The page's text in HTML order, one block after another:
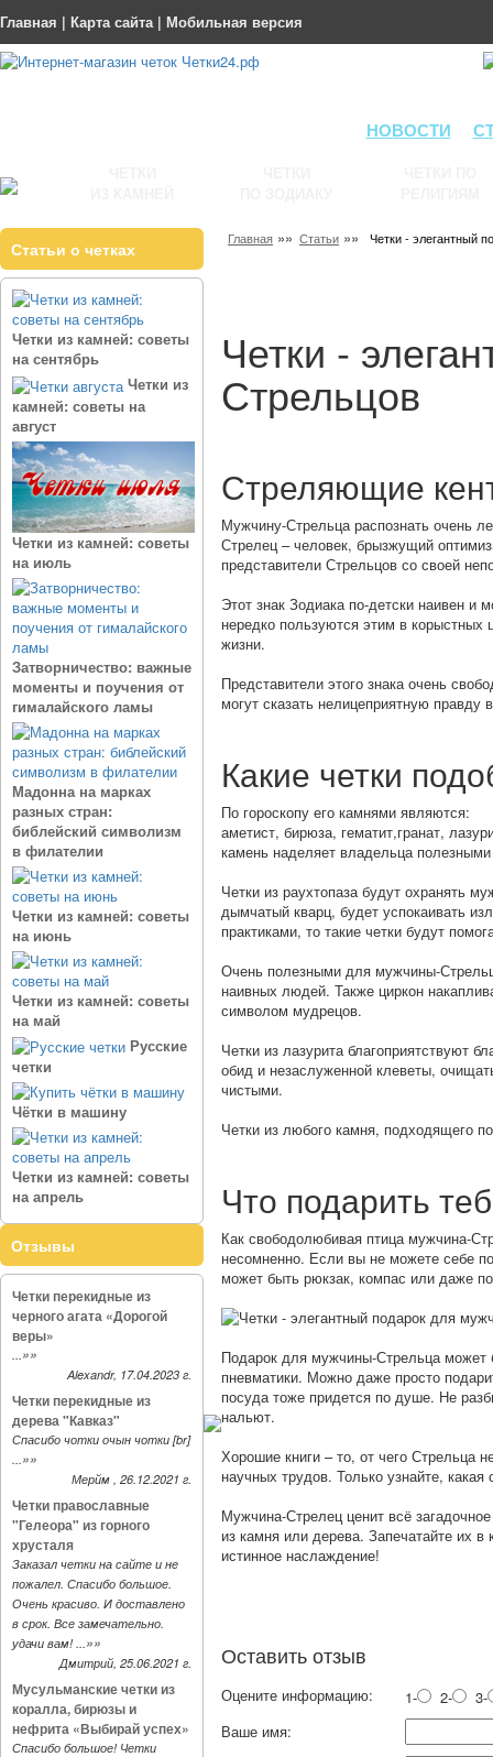
Главная | Карта сайта| Мобильная версия
НОВОСТИ
Статьи о четках
Четки из камней: советы
на сентябрь
Четки из
камней: советы на
август
Четки из камней: советы
на июль
Затворничество: важные
моменты и поучения от
гималайского ламы
Мадонна на марках
разных стран:
библейский символизм
в филателии
Четки из камней: советы
на июнь
Четки из камней: советы
на май
Русские
четки
Чётки в машину
Четки из камней: советы
на апрель
Отзывы
Четки перекидные из
черного агата «Дорогой
веры»
...»»
Alexandr, 17.04.2023 г.
Четки перекидные из
дерева "Кавказ"
Спасибо чотки очын чотки [br]
...»»
Мерйм , 26.12.2021 г.
Четки православные
"Гелеора" из горного
хрусталя
Заказал четки на сайте и не
пожалел. Спасибо большое.
Очень красиво. И доставлено
в срок. Все замечательно.
удачи вам! ...»»
Дмитрий, 25.06.2021 г.
Мусульманские четки из
коралла, бирюзы и
нефрита «Выбирай успех»
Спасибо большое! Четки
Главная »» Статьи »» Четки - элегантный
Четки -
Стрельцов
Стреляющие
Мужчину-Стрельца распознать очень
Стрелец – человек, брызжущий
представители Стрельцов со своей
Этот знак Зодиака по-детски наивен
нередко пользуются этим в
жизни.
Представители этого знака очень
могут сказать нелицеприятную
Какие четки
По гороскопу его камнями являются:
аметист, бирюза, гематит,гранат,
камень наделяет владельца
Четки из раухтопаза будут охранять
дымчатый кварц, будет успокаивать
практиками, то такие четки будут
Очень полезными для мужчины-
наивных людей. Также циркон
символом мудрецов.
Четки из лазурита благоприятствуют
обид и незаслуженной клеветы,
чистыми.
Четки из любого камня, подходящего
Что подарить
Как свободолюбивая птица мужчина-
несомненно. Если вы не можете себе
может быть рюкзак, компас или даже
Подарок для мужчины-Стрельца
пневматики. Можно даже просто
посуда тоже придется по душе. Не
нальют.
Хорошие книги – то, от чего Стрельца
научных трудов. Только узнайте,
Мужчина-Стрелец ценит всё
из камня или дерева. Запечатайте их в
истинное наслаждение!
Оставить отзыв
Оцените информацию: 1- 2-
3-
Ваше имя: